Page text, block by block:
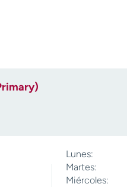
Lunes:
Martes:
Miércoles: